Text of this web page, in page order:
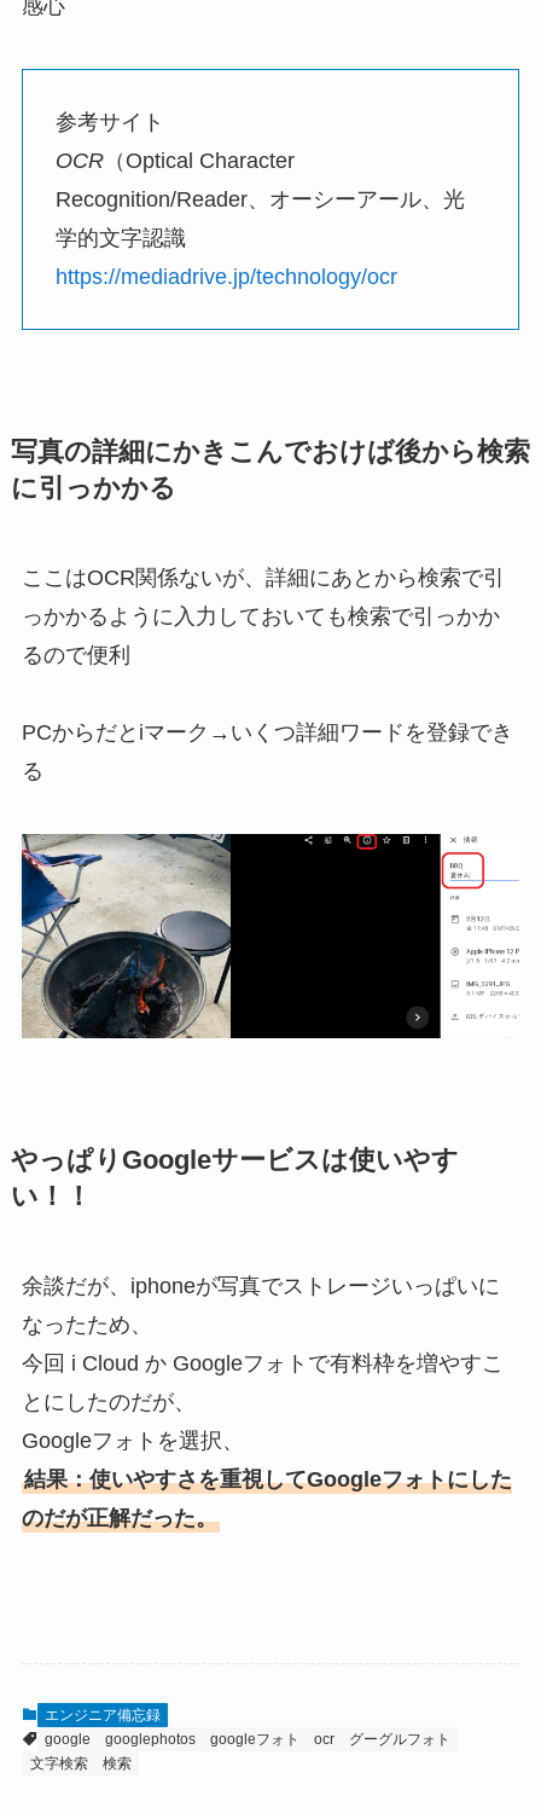
感心
参考サイト
OCR（Optical Character
Recognition/Reader、オーシーアール、光
学的文字認識
https://mediadrive.jp/technology/ocr
写真の詳細にかきこんでおけば後から検索
に引っかかる
ここはOCR関係ないが、詳細にあとから検索で引
っかかるように入力しておいても検索で引っかか
るので便利
PCからだとiマーク→いくつ詳細ワードを登録でき
る
やっぱりGoogleサービスは使いやす
い！！
余談だが、iphoneが写真でストレージいっぱいに
なったため、
今回 i Cloud か Googleフォトで有料枠を増やすこ
とにしたのだが、
Googleフォトを選択、
結果：使いやすさを重視してGoogleフォトにした
のだが正解だった。
エンジニア備忘録
google
googlephotos googleフォト ocr
グーグルフォト
文字検索
検索